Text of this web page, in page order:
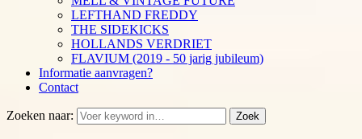
LEFTHAND FREDDY
THE SIDEKICKS
HOLLANDS VERDRIET
FLAVIUM (2019 - 50 jarig jubileum)
Informatie aanvragen?
Contact
Zoeken naar: Zoek